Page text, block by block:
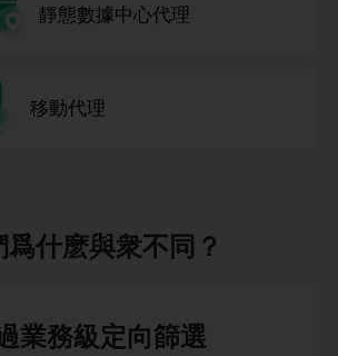
靜態數據中心代理
移動代理
爲什麽與衆不同？
業務級定向篩選